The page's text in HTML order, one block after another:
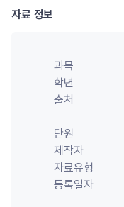
자료 정보
과목
학년
출처
단원
제작자
자료유형
등록일자